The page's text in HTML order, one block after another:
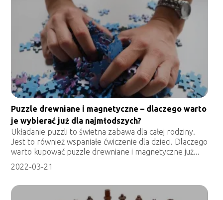
Puzzle drewniane i magnetyczne – dlaczego warto
je wybierać już dla najmłodszych?
Układanie puzzli to świetna zabawa dla całej rodziny.
Jest to również wspaniałe ćwiczenie dla dzieci. Dlaczego
warto kupować puzzle drewniane i magnetyczne już...
2022-03-21